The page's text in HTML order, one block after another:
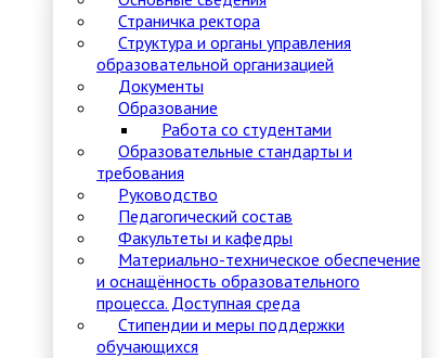
Страничка ректора
Структура и органы управления
образовательной организацией
Документы
Образование
Работа со студентами
Образовательные стандарты и
требования
Руководство
Педагогический состав
Факультеты и кафедры
Материально-техническое обеспечение
и оснащённость образовательного
процесса. Доступная среда
Стипендии и меры поддержки
обучающихся